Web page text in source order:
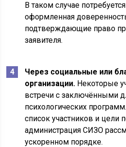
В таком случае
оформленная
подтверждающие право
заявителя.
Через социальные или
организации. Некоторые
встречи с заключёнными
психологических
список участников и цели
администрация СИЗО
ускоренном порядке.